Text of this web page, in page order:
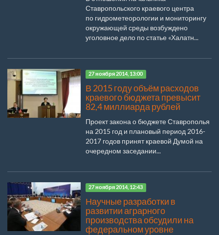
Ставропольского краевого центра
по гидрометеорологии и мониторингу
окружающей среды возбуждено
уголовное дело по статье «Халатн...
27 ноября 2014, 13:00
В 2015 году объём расходов
краевого бюджета превысит
82,4 миллиарда рублей
Проект закона о бюджете Ставрополья
на 2015 год и плановый период 2016-
2017 годов принят краевой Думой на
очередном заседании...
27 ноября 2014, 12:43
Научные разработки в
развитии аграрного
производства обсудили на
федеральном уровне